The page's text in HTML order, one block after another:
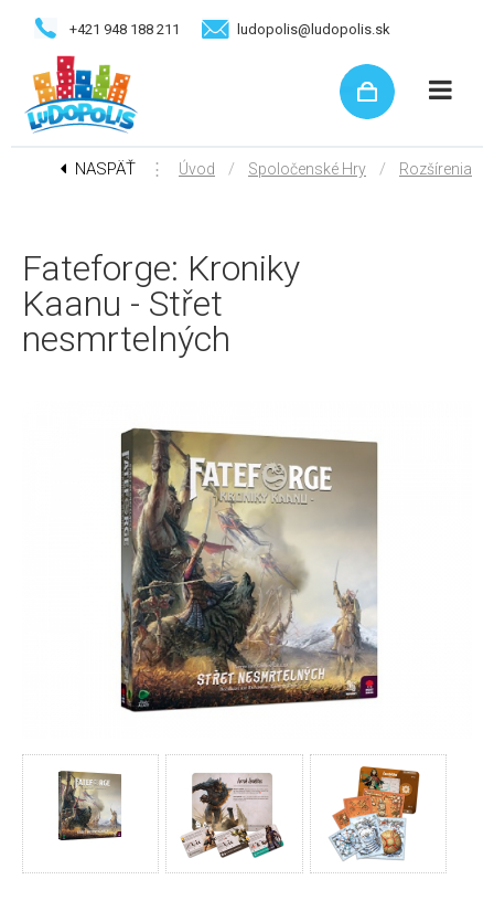
+421 948 188 211 ludopolis@ludopolis.sk
NASPÄŤ ⋮ Úvod / Spoločenské Hry / Rozšírenia
Fateforge: Kroniky
Kaanu - Střet
nesmrtelných